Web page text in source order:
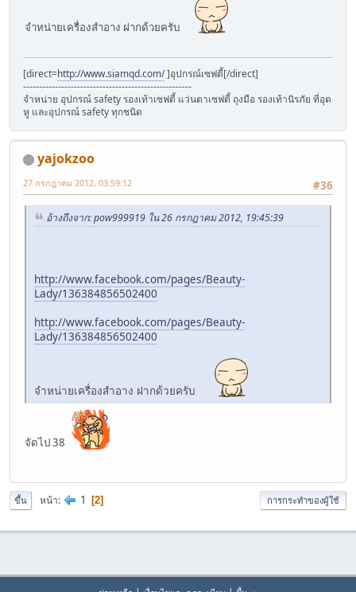
จำหน่ายเครื่องสำอาง ฝากด้วยครับ
[direct=http://www.siamqd.com/]อุปกรณ์เซฟตี้[/direct]
-----------------------------------------------------
จำหน่าย อุปกรณ์ safety รองเท้าเซฟตี้ แว่นตาเซฟตี้ ถุงมือ รองเท้านิรภัย ที่อุด
หู และอุปกรณ์ safety ทุกชนิด
yajokzoo
#36
27 กรกฎาคม 2012, 03:59:12
อ้างถึงจาก: pow999919 ใน 26 กรกฎาคม 2012, 19:45:39
http://www.facebook.com/pages/Beauty-
Lady/136384856502400
http://www.facebook.com/pages/Beauty-
Lady/136384856502400
จำหน่ายเครื่องสำอาง ฝากด้วยครับ
จัดไป 38
ขึ้น หน้า 1 2 การกระทำของผู้ใช้